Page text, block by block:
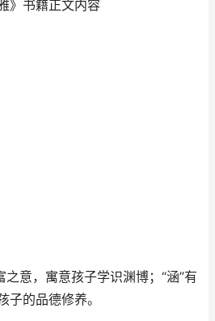
》书籍正文内容
之意，寓意孩子学识渊博；“涵”有
子的品德修养。